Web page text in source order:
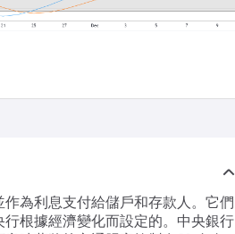
為利息支付給儲戶和存款人。它們
根據經濟變化而設定的。中央銀行